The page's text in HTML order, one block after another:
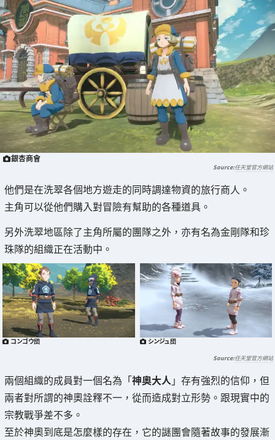
銀杏商會
任天堂官方網站
他們是在洗翠各個地方遊走的同時調達物資的旅行商人。
主角可以從他們購入對冒險有幫助的各種道具。
另外洗翠地區除了主角所屬的團隊之外，亦有名為金剛隊和珍
珠隊的組織正在活動中。
コンゴウ団 シンジュ団
任天堂官方網站
兩個組織的成員對一個名為「神奧大人 」存有強烈的信仰，但
兩者對所謂的神奧詮釋不一，從而造成對立形勢。跟現實中的
宗教戰爭差不多。
至於神奧到底是怎麼樣的存在，它的謎團會隨著故事的發展漸